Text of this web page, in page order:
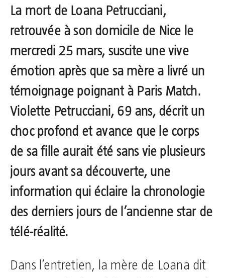
La mort de Loana Petrucciani,
retrouvée à son domicile de Nice le
mercredi 25 mars, suscite une vive
émotion après que sa mère a livré un
témoignage poignant à Paris Match.
Violette Petrucciani, 69 ans, décrit un
choc profond et avance que le corps
de sa fille aurait été sans vie plusieurs
jours avant sa découverte, une
information qui éclaire la chronologie
des derniers jours de l’ancienne star de
télé-réalité.
Dans l’entretien, la mère de Loana dit